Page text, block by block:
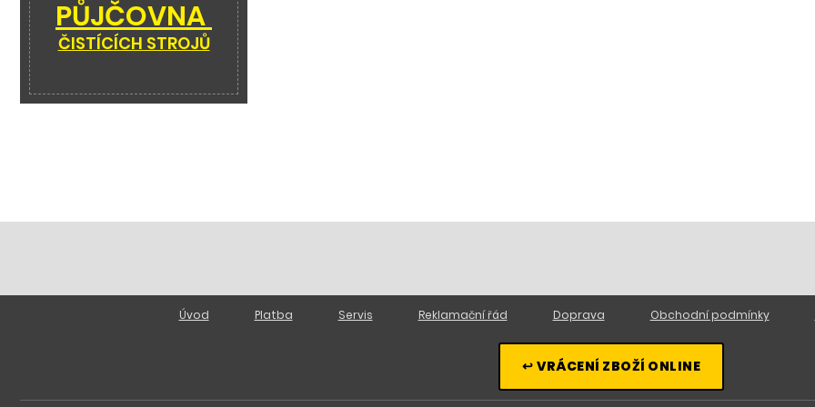
PŮJČOVNA
ČISTÍCÍCH STROJŮ
Úvod Platba Servis Reklamační řád Doprava Obchodní podmínky
↩ VRÁCENÍ ZBOŽÍ ONLINE